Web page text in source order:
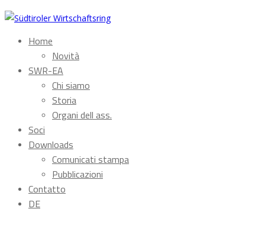
Home
Novità
SWR-EA
Chi siamo
Storia
Organi dell ass.
Soci
Downloads
Comunicati stampa
Pubblicazioni
Contatto
DE